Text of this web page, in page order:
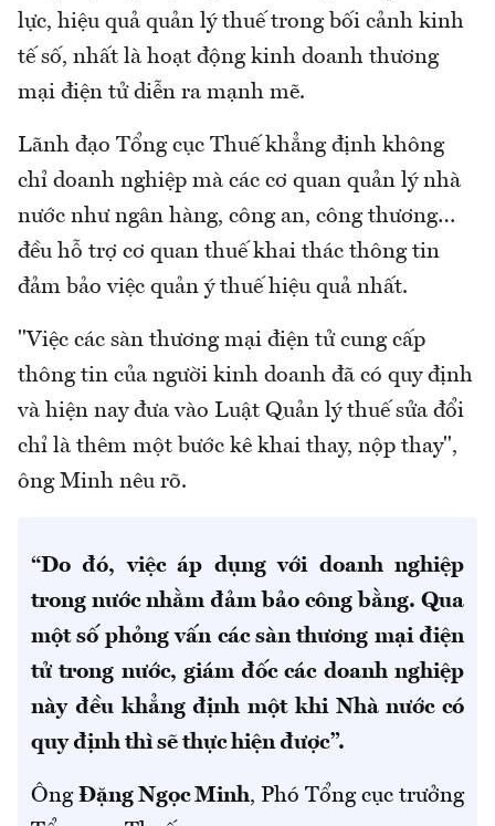
lực, hiệu quả quản lý thuế trong bối cảnh kinh
tế số, nhất là hoạt động kinh doanh thương
mại điện tử diễn ra mạnh mẽ.
Lãnh đạo Tổng cục Thuế khẳng định không
chỉ doanh nghiệp mà các cơ quan quản lý nhà
nước như ngân hàng, công an, công thương…
đều hỗ trợ cơ quan thuế khai thác thông tin
đảm bảo việc quản ý thuế hiệu quả nhất.
"Việc các sàn thương mại điện tử cung cấp
thông tin của người kinh doanh đã có quy định
và hiện nay đưa vào Luật Quản lý thuế sửa đổi
chỉ là thêm một bước kê khai thay, nộp thay",
ông Minh nêu rõ.
“Do đó, việc áp dụng với doanh nghiệp
trong nước nhằm đảm bảo công bằng. Qua
một số phỏng vấn các sàn thương mại điện
tử trong nước, giám đốc các doanh nghiệp
này đều khẳng định một khi Nhà nước có
quy định thì sẽ thực hiện được”.
Ông Đặng Ngọc Minh, Phó Tổng cục trưởng